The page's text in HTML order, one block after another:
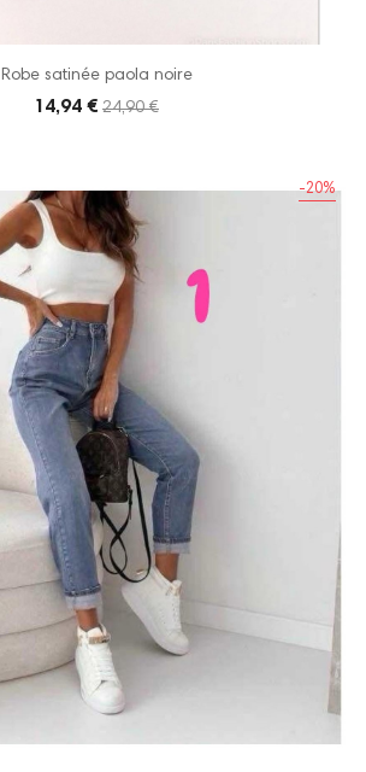
Robe satinée paola noire
14,94 € 24,90 €
-20%